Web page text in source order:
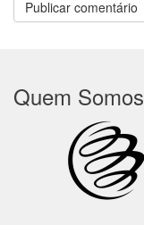
Quem Somos